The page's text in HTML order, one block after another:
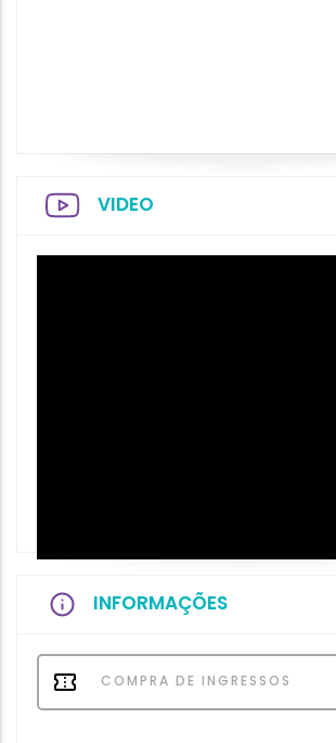
VIDEO
INFORMAÇÕES
COMPRA DE INGRESSOS